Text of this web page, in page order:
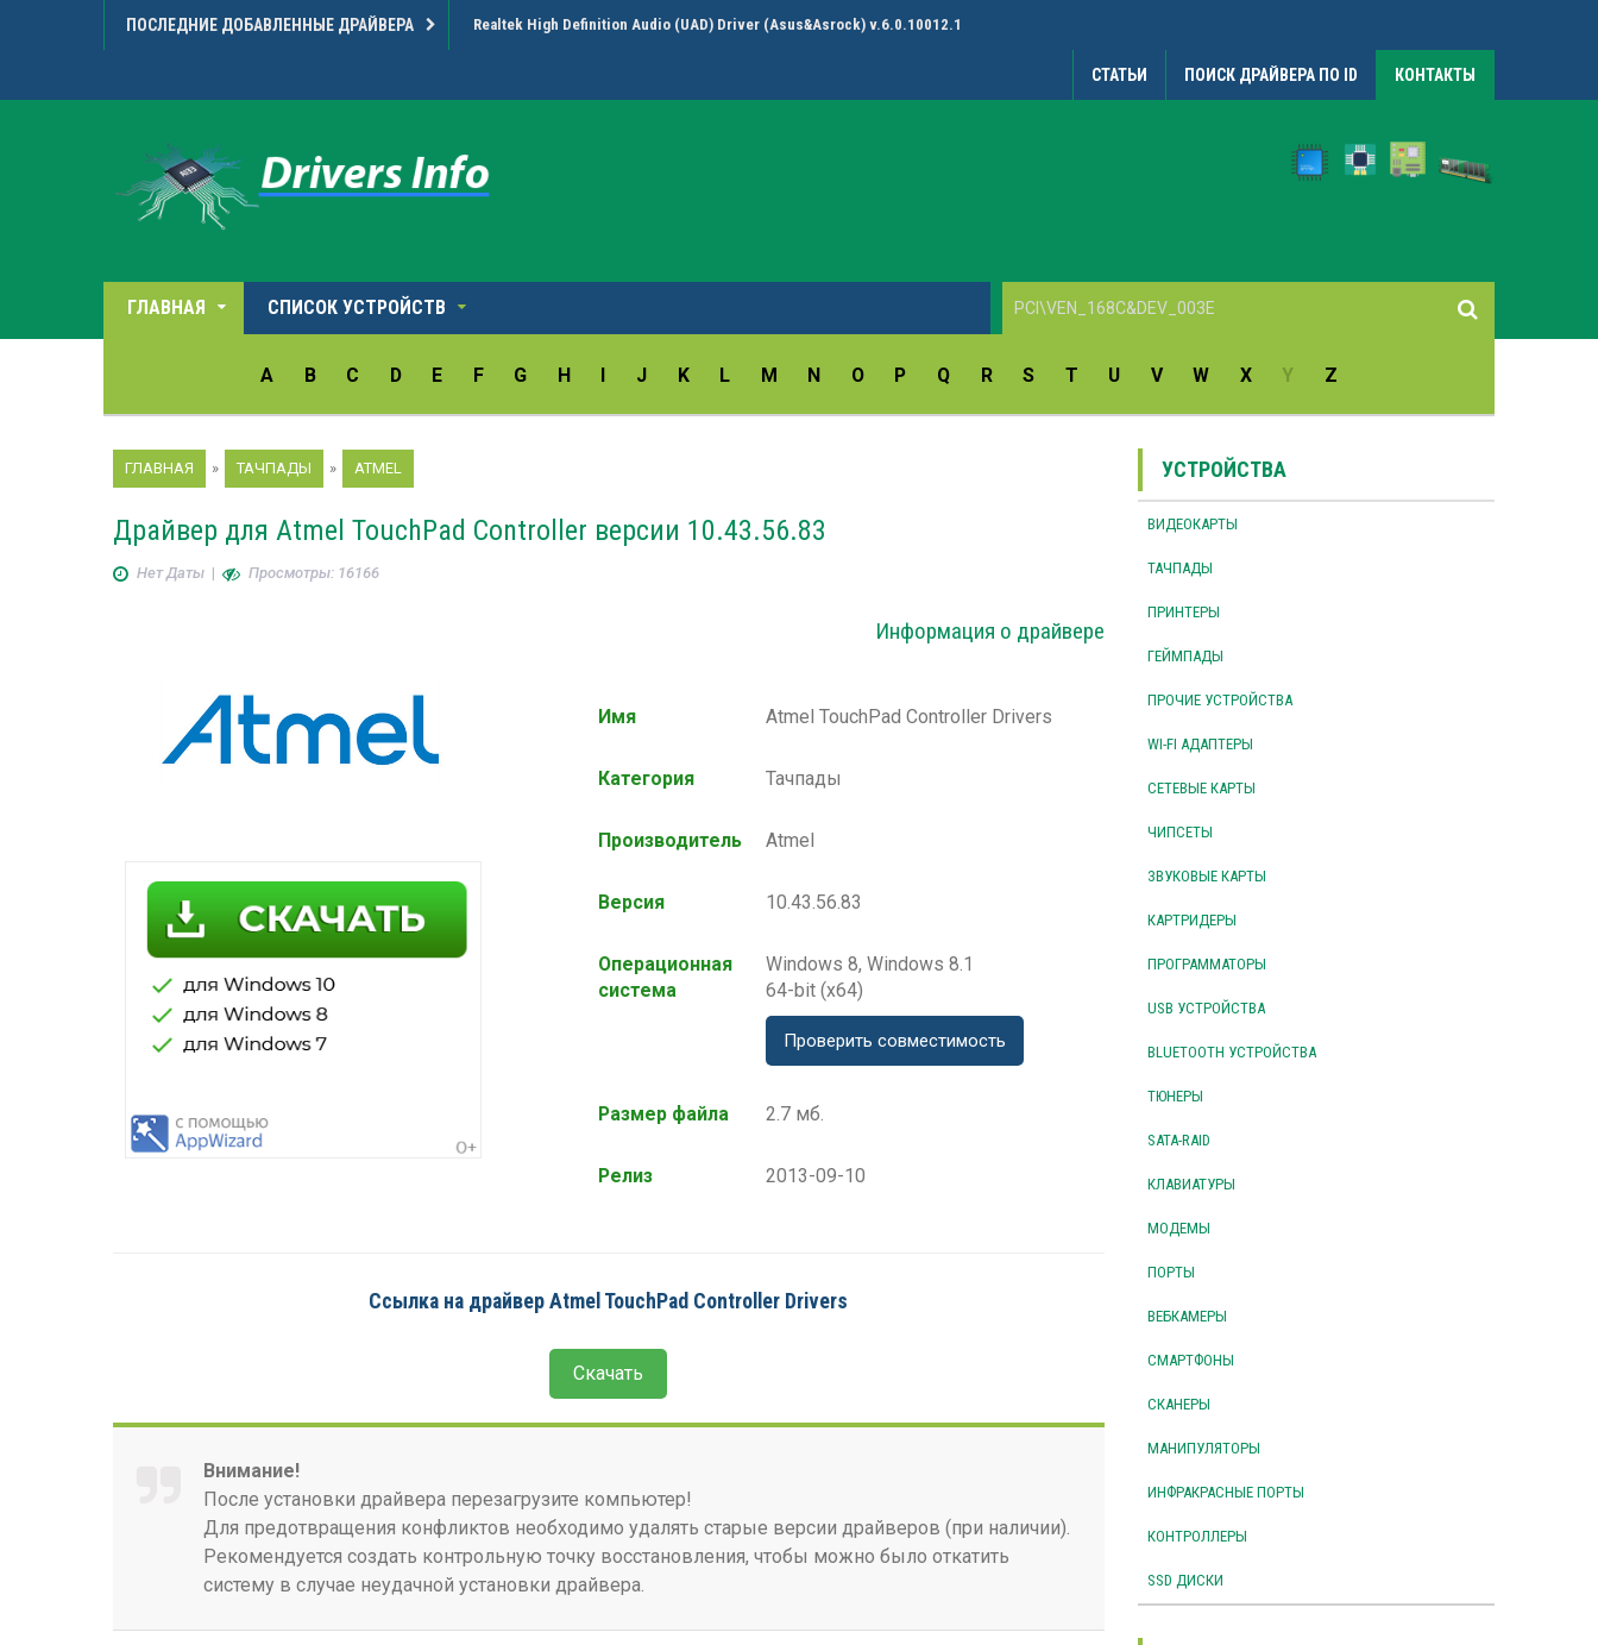
ПОСЛЕДНИЕ ДОБАВЛЕННЫЕ ДРАЙВЕРА Realtek High Definition Audio (UAD) Driver (Asus&Asrock) v.6.0.10012.1
СТАТЬИ ПОИСК ДРАЙВЕРА ПО ID КОНТАКТЫ
ГЛАВНАЯ СПИСОК УСТРОЙСТВ
A B C D E F G H J K L M N O P Q R S T U V W X Y Z
ГЛАВНАЯ » ТАЧПАДЫ » ATMEL
Драйвер для Atmel TouchPad Controller версии 10.43.56.83
Нет Даты | Просмотры: 16166
Информация о драйвере
Имя Atmel TouchPad Controller Drivers
Категория Тачпады
Производитель Atmel
Версия 10.43.56.83
Операционная
система
Windows 8, Windows 8.1
64-bit (x64)
Проверить совместимость
Размер файла 2.7 мб.
Релиз 2013-09-10
Ссылка на драйвер Atmel TouchPad Controller Drivers
Скачать
Внимание!
После установки драйвера перезагрузите компьютер!
Для предотвращения конфликтов необходимо удалять старые версии драйверов (при наличии).
Рекомендуется создать контрольную точку восстановления, чтобы можно было откатить
систему в случае неудачной установки драйвера.
УСТРОЙСТВА
ВИДЕОКАРТЫ
ТАЧПАДЫ
ПРИНТЕРЫ
ГЕЙМПАДЫ
ПРОЧИЕ УСТРОЙСТВА
WI-FI АДАПТЕРЫ
СЕТЕВЫЕ КАРТЫ
ЧИПСЕТЫ
ЗВУКОВЫЕ КАРТЫ
КАРТРИДЕРЫ
ПРОГРАММАТОРЫ
USB УСТРОЙСТВА
BLUETOOTH УСТРОЙСТВА
ТЮНЕРЫ
SATA-RAID
КЛАВИАТУРЫ
МОДЕМЫ
ПОРТЫ
ВЕБКАМЕРЫ
СМАРТФОНЫ
СКАНЕРЫ
МАНИПУЛЯТОРЫ
ИНФРАКРАСНЫЕ ПОРТЫ
КОНТРОЛЛЕРЫ
SSD ДИСКИ